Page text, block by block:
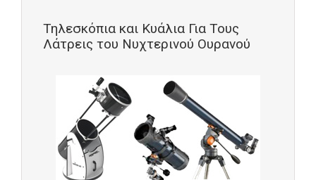
Τηλεσκόπια και Κυάλια Για Τους
Λάτρεις του Νυχτερινού Ουρανού